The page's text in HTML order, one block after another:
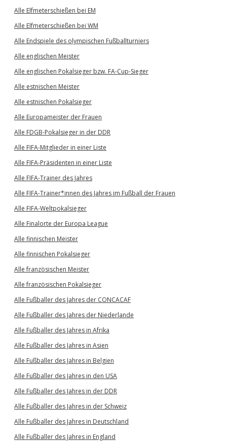
Alle Elfmeterschießen bei EM
Alle Elfmeterschießen bei WM
Alle Endspiele des olympischen Fußballturniers
Alle englischen Meister
Alle englischen Pokalsieger bzw. FA-Cup-Sieger
Alle estnischen Meister
Alle estnischen Pokalsieger
Alle Europameister der Frauen
Alle FDGB-Pokalsieger in der DDR
Alle FIFA-Mitglieder in einer Liste
Alle FIFA-Präsidenten in einer Liste
Alle FIFA-Trainer des Jahres
Alle FIFA-Trainer*innen des Jahres im Fußball der Frauen
Alle FIFA-Weltpokalsieger
Alle Finalorte der Europa League
Alle finnischen Meister
Alle finnischen Pokalsieger
Alle französischen Meister
Alle französischen Pokalsieger
Alle Fußballer des Jahres der CONCACAF
Alle Fußballer des Jahres der Niederlande
Alle Fußballer des Jahres in Afrika
Alle Fußballer des Jahres in Asien
Alle Fußballer des Jahres in Belgien
Alle Fußballer des Jahres in den USA
Alle Fußballer des Jahres in der DDR
Alle Fußballer des Jahres in der Schweiz
Alle Fußballer des Jahres in Deutschland
Alle Fußballer des Jahres in England